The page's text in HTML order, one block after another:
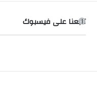
تابعنا على فيسبوك